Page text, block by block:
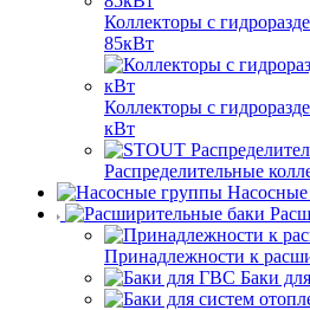
Коллекторы с
85кВт
Коллекторы с
кВт
Распределительные
Принадлежности к
Баки